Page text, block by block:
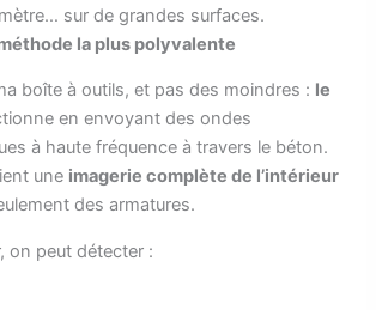
sur de grandes surfaces.
la plus polyvalente
boîte à outils, et pas des moindres : le
en envoyant des ondes
à haute fréquence à travers le béton.
une imagerie complète de l’intérieur
des armatures.
on peut détecter :